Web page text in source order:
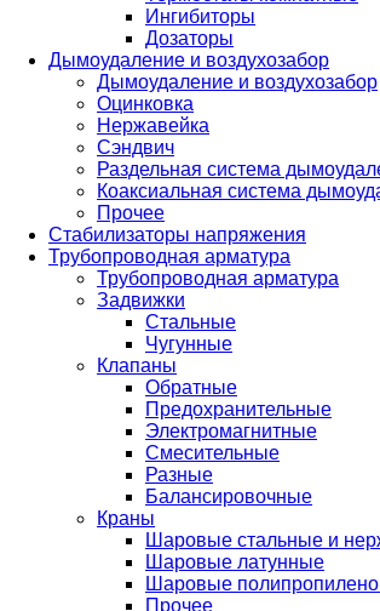
Ингибиторы
Дозаторы
Дымоудаление и воздухозабор
Дымоудаление и воздухозабор
Оцинковка
Нержавейка
Сэндвич
Раздельная система
Коаксиальная система
Прочее
Стабилизаторы напряжения
Трубопроводная арматура
Трубопроводная арматура
Задвижки
Стальные
Чугунные
Клапаны
Обратные
Предохранительные
Электромагнитные
Смесительные
Разные
Балансировочные
Краны
Шаровые стальные и
Шаровые латунные
Шаровые
Прочее